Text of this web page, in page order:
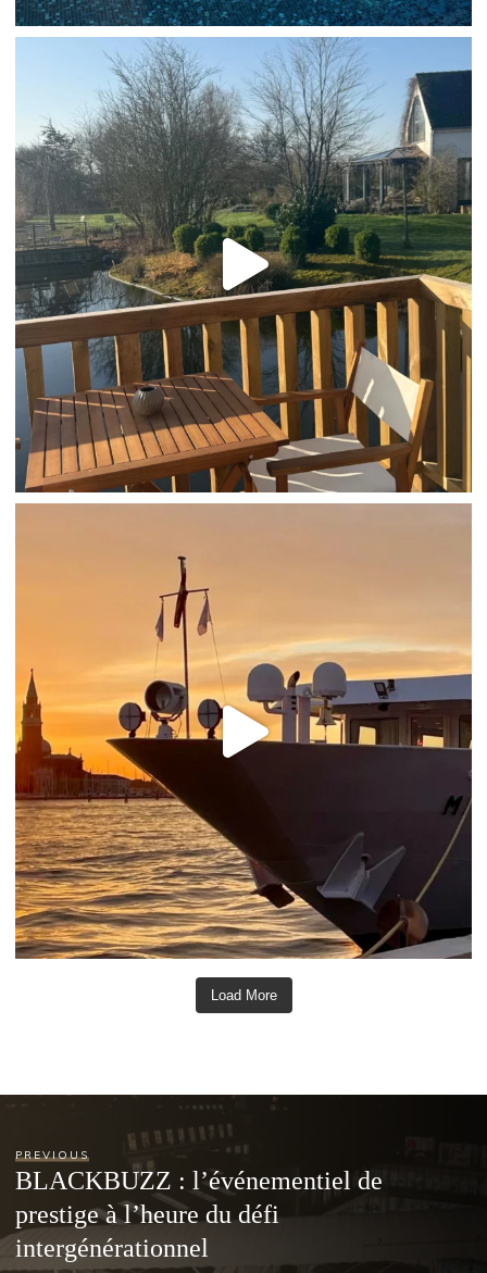
Load More
PREVIOUS
BLACKBUZZ : l’événementiel de
prestige à l’heure du défi
intergénérationnel